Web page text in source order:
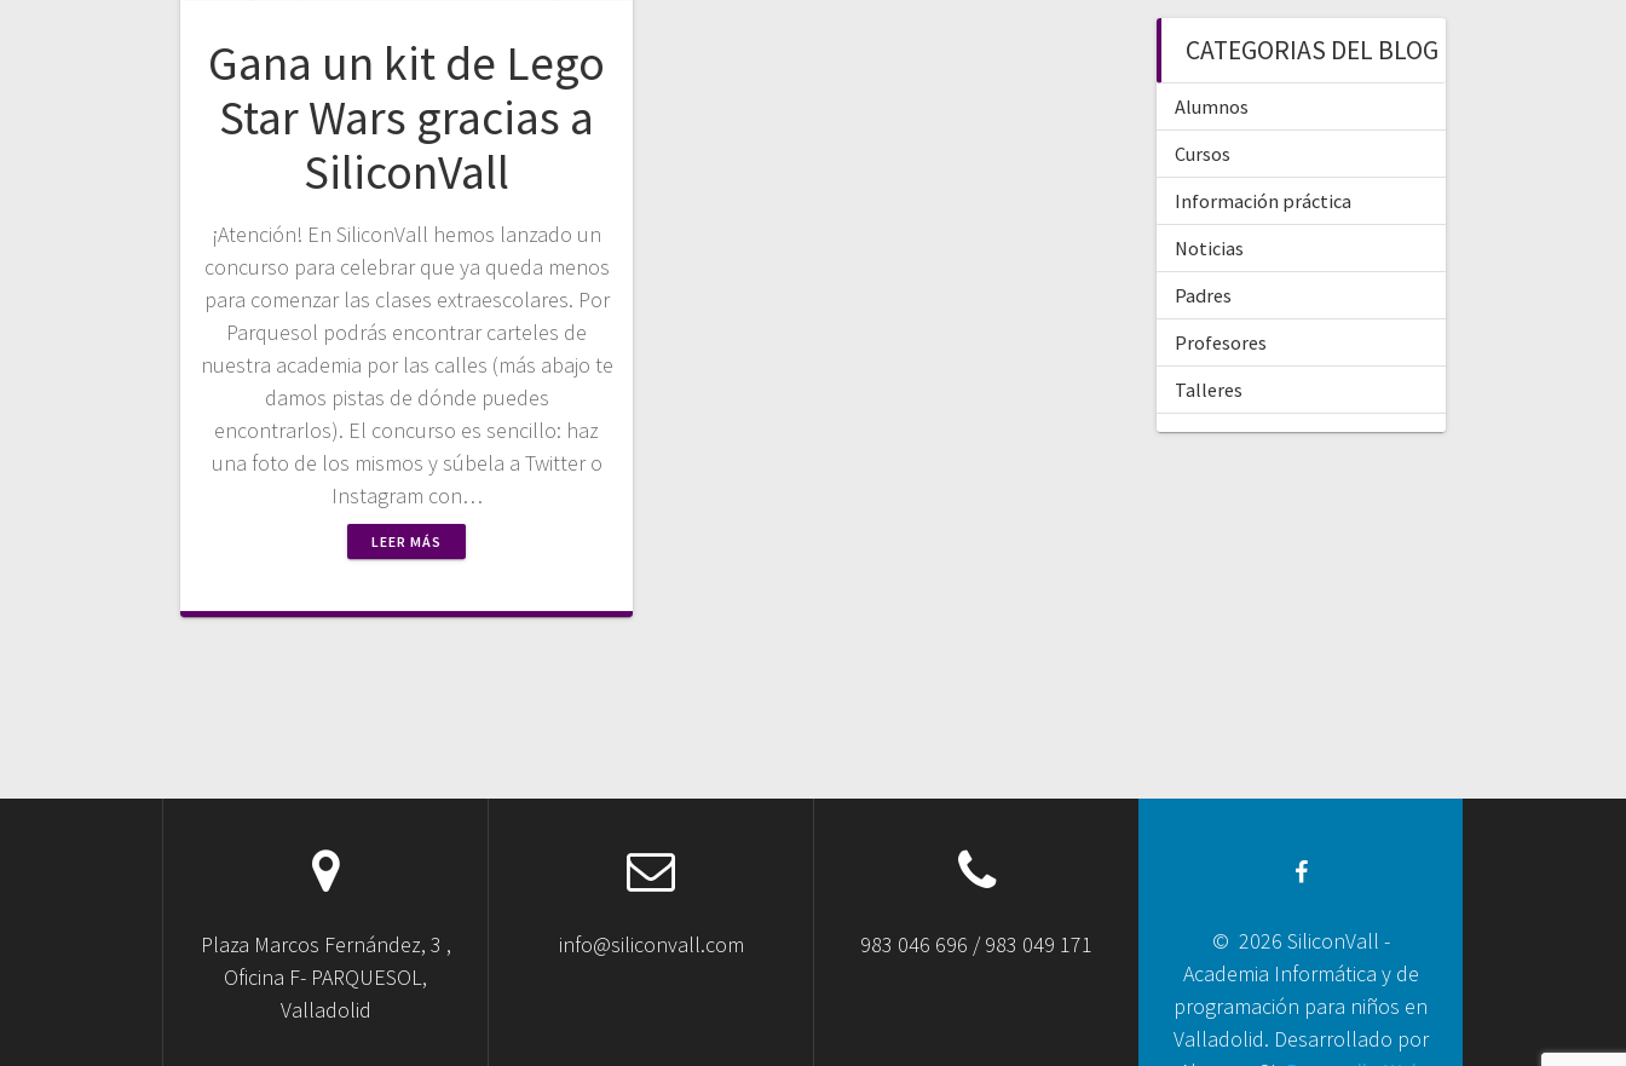
Gana un kit de Lego
Star Wars gracias a
SiliconVall
¡Atención! En SiliconVall hemos lanzado un
concurso para celebrar que ya queda menos
para comenzar las clases extraescolares. Por
Parquesol podrás encontrar carteles de
nuestra academia por las calles (más abajo te
damos pistas de dónde puedes
encontrarlos). El concurso es sencillo: haz
una foto de los mismos y súbela a Twitter o
Instagram con…
LEER MÁS
CATEGORIAS DEL BLOG
Alumnos
Cursos
Información práctica
Noticias
Padres
Profesores
Talleres
Plaza Marcos Fernández, 3 ,
Oficina F- PARQUESOL,
Valladolid
info@siliconvall.com 983 046 696 / 983 049 171
© 2026 SiliconVall -
Academia Informática y de
programación para niños en
Valladolid. Desarrollado por